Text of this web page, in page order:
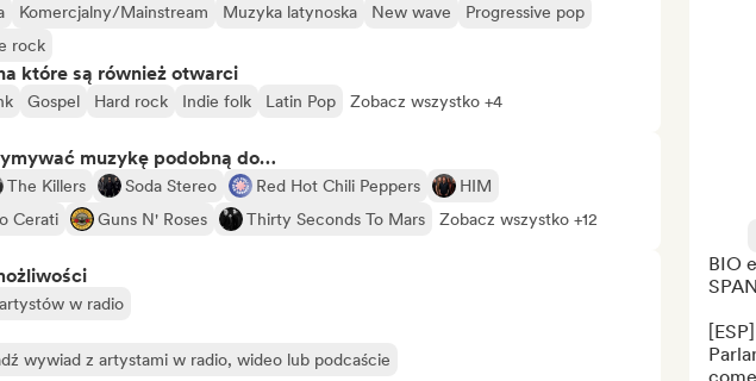
Komercjalny/Mainstream Muzyka latynoska New wave
Progressive pop
rock
które są również otwarci
Gospel Hard rock Indie folk Latin Pop Zobacz wszystko +4
muzykę podobną do…
The Killers Soda Stereo Red Hot Chili Peppers
HIM
Cerati
Guns N' Roses Thirty Seconds To Mars Zobacz wszystko +12
w radio
wywiad z artystami w radio, wideo lub podcaście
BIO